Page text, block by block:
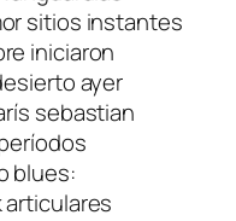
sitios instantes
iniciaron
ayer
sebastian
blues: